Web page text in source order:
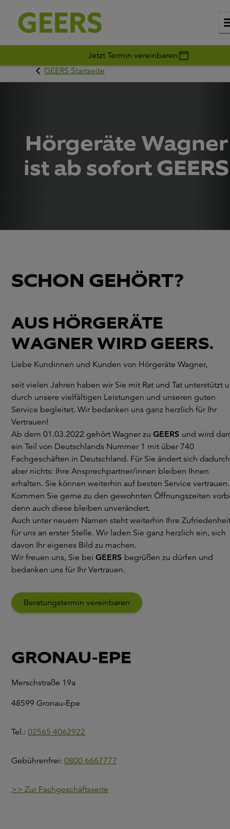
Jetzt Termin vereinbaren
GEERS Startseite
Hörgeräte Wagner
ist ab sofort GEERS
SCHON GEHÖRT?
AUS HÖRGERÄTE
WAGNER WIRD GEERS.
Liebe Kundinnen und Kunden von Hörgeräte Wagner,
seit vielen Jahren haben wir Sie mit Rat und Tat unterstützt
durch unsere vielfältigen Leistungen und unseren guten
Service begleitet. Wir bedanken uns ganz herzlich für Ihr
Vertrauen!
Ab dem 01.03.2022 gehört Wagner zu GEERS und wird
ein Teil von Deutschlands Nummer 1 mit über 740
Fachgeschäften in Deutschland. Für Sie ändert sich dadurch
aber nichts: Ihre Ansprechpartner/innen bleiben Ihnen
erhalten. Sie können weiterhin auf besten Service vertrauen.
Kommen Sie gerne zu den gewohnten Öffnungszeiten
denn auch diese bleiben unverändert.
Auch unter neuem Namen steht weiterhin Ihre
für uns an erster Stelle. Wir laden Sie ganz herzlich ein, sich
davon Ihr eigenes Bild zu machen.
Wir freuen uns, Sie bei GEERS begrüßen zu dürfen und
bedanken uns für Ihr Vertrauen.
Beratungstermin vereinbaren
GRONAU-EPE
Merschstraße 19a
48599 Gronau-Epe
Tel.: 02565 4062922
Gebührenfrei: 0800 6667777
>> Zur Fachgeschäftsseite